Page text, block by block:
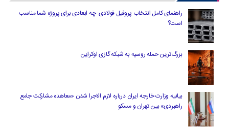
راهنمای کامل انتخاب پروفیل فولادی: چه ابعادی برای پروژه شما مناسب
است؟
بزرگ‌ترین حمله روسیه به شبکه گازی اوکراین
بیانیه وزارت خارجه ایران درباره لازم‌ الاجرا شدن «معاهده مشارکت جامع
راهبردی» بین تهران و مسکو